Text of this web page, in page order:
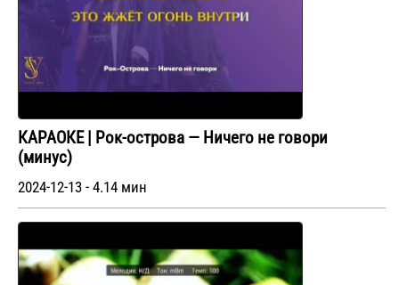
КАРАОКЕ | Рок-острова — Ничего не говори
(минус)
2024-12-13 - 4.14 мин